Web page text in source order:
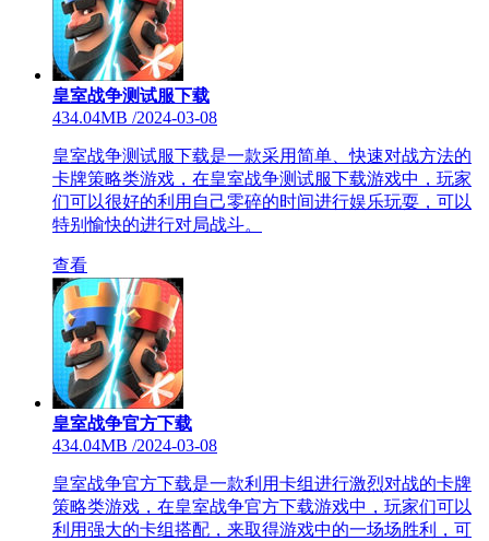
皇室战争测试服下载
434.04MB /2024-03-08
皇室战争测试服下载是一款采用简单、快速对战方法的
卡牌策略类游戏，在皇室战争测试服下载游戏中，玩家
们可以很好的利用自己零碎的时间进行娱乐玩耍，可以
特别愉快的进行对局战斗。
查看
皇室战争官方下载
434.04MB /2024-03-08
皇室战争官方下载是一款利用卡组进行激烈对战的卡牌
策略类游戏，在皇室战争官方下载游戏中，玩家们可以
利用强大的卡组搭配，来取得游戏中的一场场胜利，可